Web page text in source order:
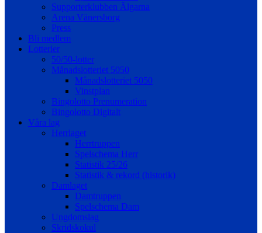
Supporterklubben Älgarna
Arena Vänersborg
Press
Bli medlem
Lotterier
50/50-lotter
Månadslotteriet 5050
Månadslotteriet 5050
Vinstplan
Bingolotto Prenumeration
Bingolotto Digitalt
Våra lag
Herrlaget
Herrtruppen
Spelschema Herr
Statistik 25/26
Statistik & rekord (historik)
Damlaget
Damtruppen
Spelschema Dam
Ungdomslag
Skridskokul